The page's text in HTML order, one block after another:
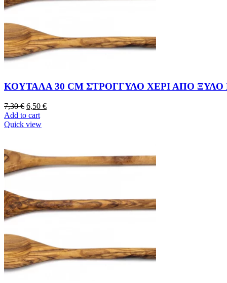
ΚΟΥΤΑΛΑ 30 CM ΣΤΡΟΓΓΥΛΟ ΧΕΡΙ ΑΠΟ ΞΥΛΟ
7,30€ 6,50 €
Add to cart
Quick view